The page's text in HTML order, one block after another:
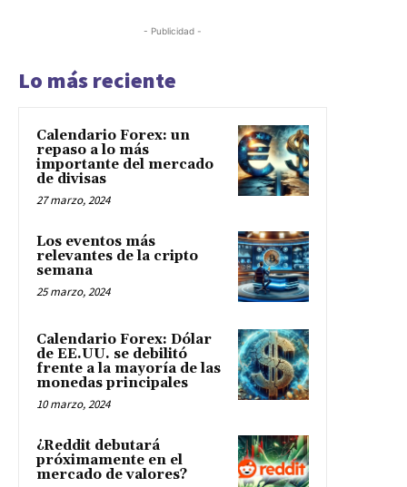
- Publicidad -
Lo más reciente
Calendario Forex: un
repaso a lo más
importante del mercado
de divisas
27 marzo, 2024
Los eventos más
relevantes de la cripto
semana
25 marzo, 2024
Calendario Forex: Dólar
de EE.UU. se debilitó
frente a la mayoría de las
monedas principales
10 marzo, 2024
¿Reddit debutará
próximamente en el
mercado de valores?